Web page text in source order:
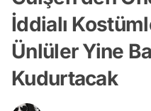
İddialı
Ünlüler Yine
Kudurtacak